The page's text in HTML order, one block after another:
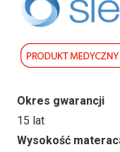
Okres gwarancji
15 lat
Wysokość